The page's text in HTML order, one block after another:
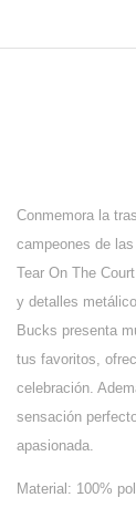
Conmemora la
campeones de
Tear On The
y detalles
Bucks presenta
tus favoritos,
celebración.
sensación
apasionada.
Material: 100%